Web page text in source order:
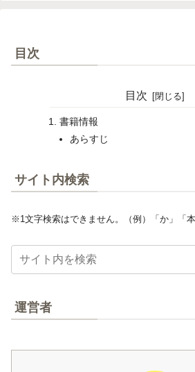
目次
目次
書籍情報
あらすじ
サイト内検索
※1文字検索はできません。（例）「か」「
運営者